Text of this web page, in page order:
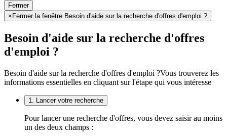
Fermer
× Fermer la fenêtre Besoin d'aide sur la recherche d'offres d'emploi ?
Besoin d'aide sur la recherche d'offres
d'emploi ?
Besoin d'aide sur la recherche d'offres d'emploi ?Vous trouverez les
informations essentielles en cliquant sur l'étape qui vous intéresse
1. Lancer votre recherche
Pour lancer une recherche d'offres, vous devez saisir au moins
un des deux champs :